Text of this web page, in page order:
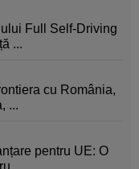
Full Self-Driving
...
cu România,
...
pentru UE: O